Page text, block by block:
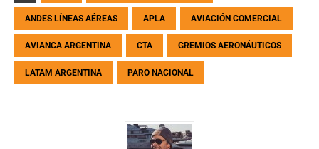
ANDES LÍNEAS AÉREAS APLA AVIACIÓN COMERCIAL
AVIANCA ARGENTINA CTA GREMIOS AERONÁUTICOS
LATAM ARGENTINA PARO NACIONAL